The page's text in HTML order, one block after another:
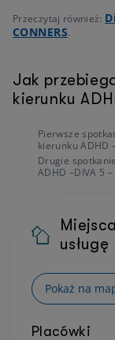
Przeczytaj również:
CONNERS.
Jak
kierunku
Pierwsze
kierunku ADHD
Drugie
ADHD –DIVA 5
usługę
Pokaż na
Placówki